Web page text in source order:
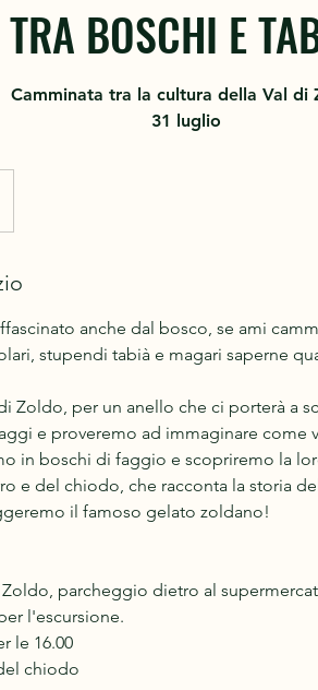
TRA BOSCHI E
Camminata tra la cultura della Val di
31 luglio
anche dal bosco, se ami
stupendi tabià e magari saperne
Zoldo, per un anello che ci porterà a
e proveremo ad immaginare come
in boschi di faggio e scopriremo la
e del chiodo, che racconta la storia
il famoso gelato zoldano!
Zoldo, parcheggio dietro al
l'escursione.
le 16.00
chiodo